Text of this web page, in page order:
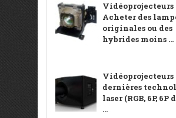
Vidéoprojecteurs
Acheter des
originales ou des
hybrides moins ...
Vidéoprojecteurs
dernières
laser (RGB, 6P, 6P
...